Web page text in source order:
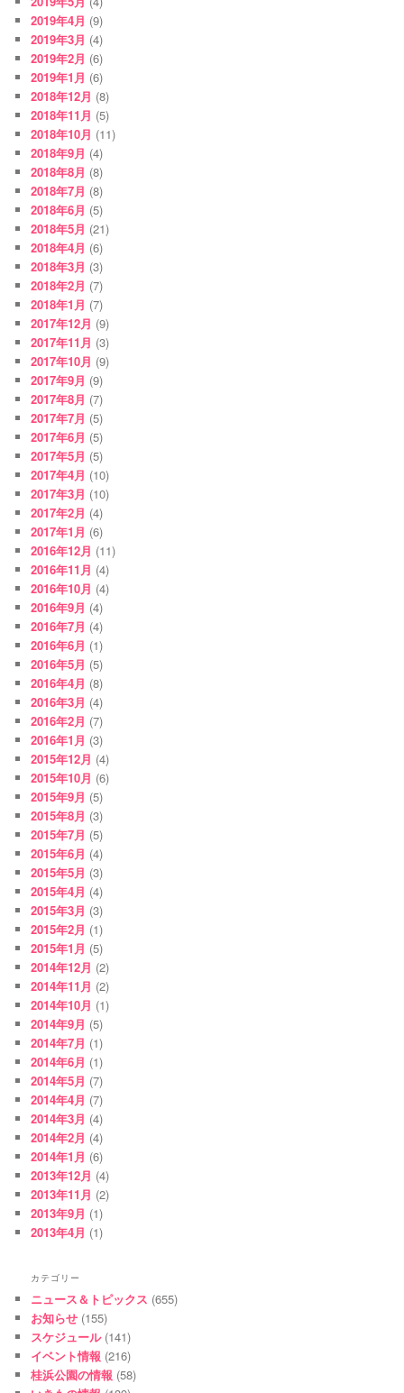
2019年4月 (9)
2019年3月 (4)
2019年2月 (6)
2019年1月 (6)
2018年12月 (8)
2018年11月 (5)
2018年10月 (11)
2018年9月 (4)
2018年8月 (8)
2018年7月 (8)
2018年6月 (5)
2018年5月 (21)
2018年4月 (6)
2018年3月 (3)
2018年2月 (7)
2018年1月 (7)
2017年12月 (9)
2017年11月 (3)
2017年10月 (9)
2017年9月 (9)
2017年8月 (7)
2017年7月 (5)
2017年6月 (5)
2017年5月 (5)
2017年4月 (10)
2017年3月 (10)
2017年2月 (4)
2017年1月 (6)
2016年12月 (11)
2016年11月 (4)
2016年10月 (4)
2016年9月 (4)
2016年7月 (4)
2016年6月 (1)
2016年5月 (5)
2016年4月 (8)
2016年3月 (4)
2016年2月 (7)
2016年1月 (3)
2015年12月 (4)
2015年10月 (6)
2015年9月 (5)
2015年8月 (3)
2015年7月 (5)
2015年6月 (4)
2015年5月 (3)
2015年4月 (4)
2015年3月 (3)
2015年2月 (1)
2015年1月 (5)
2014年12月 (2)
2014年11月 (2)
2014年10月 (1)
2014年9月 (5)
2014年7月 (1)
2014年6月 (1)
2014年5月 (7)
2014年4月 (7)
2014年3月 (4)
2014年2月 (4)
2014年1月 (6)
2013年12月 (4)
2013年11月 (2)
2013年9月 (1)
2013年4月 (1)
カテゴリー
ニュース＆トピックス (655)
お知らせ (155)
スケジュール(141)
イベント情報 (216)
桂浜公園の情報 (58)